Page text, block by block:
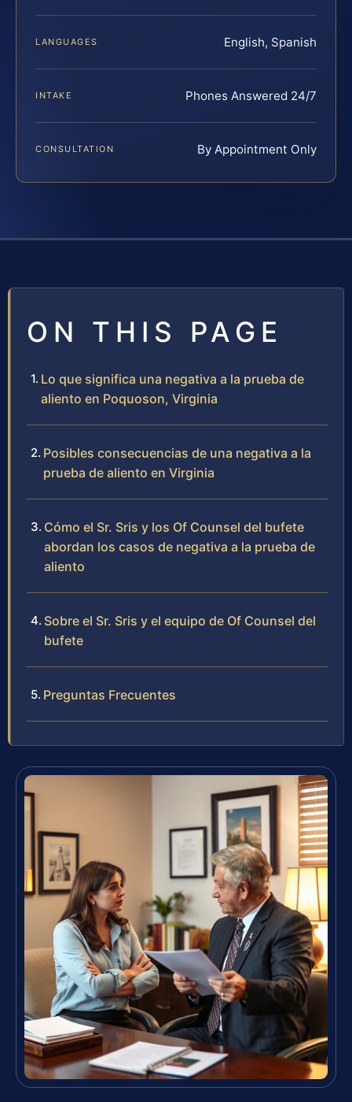
LANGUAGES English, Spanish
INTAKE Phones Answered 24/7
CONSULTATION By Appointment Only
ON THIS PAGE
Lo que significa una negativa a la prueba de
aliento en Poquoson, Virginia
Posibles consecuencias de una negativa a la
prueba de aliento en Virginia
Cómo el Sr. Sris y los Of Counsel del bufete
abordan los casos de negativa a la prueba de
aliento
Sobre el Sr. Sris y el equipo de Of Counsel del
bufete
Preguntas Frecuentes